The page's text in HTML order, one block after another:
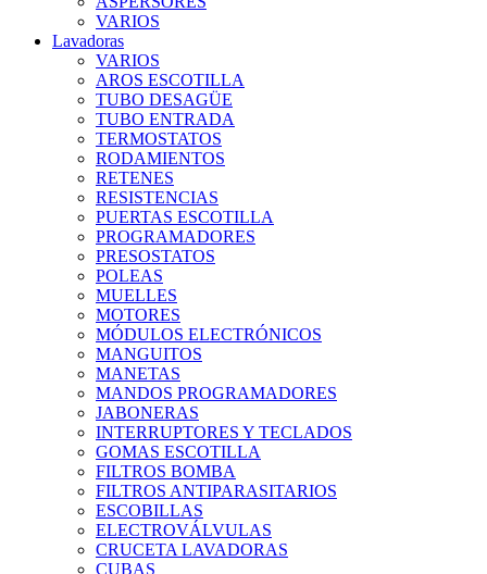
VARIOS
Lavadoras
VARIOS
AROS ESCOTILLA
TUBO DESAGÜE
TUBO ENTRADA
TERMOSTATOS
RODAMIENTOS
RETENES
RESISTENCIAS
PUERTAS ESCOTILLA
PROGRAMADORES
PRESOSTATOS
POLEAS
MUELLES
MOTORES
MÓDULOS ELECTRÓNICOS
MANGUITOS
MANETAS
MANDOS PROGRAMADORES
JABONERAS
INTERRUPTORES Y TECLADOS
GOMAS ESCOTILLA
FILTROS BOMBA
FILTROS ANTIPARASITARIOS
ESCOBILLAS
ELECTROVÁLVULAS
CRUCETA LAVADORAS
CUBAS